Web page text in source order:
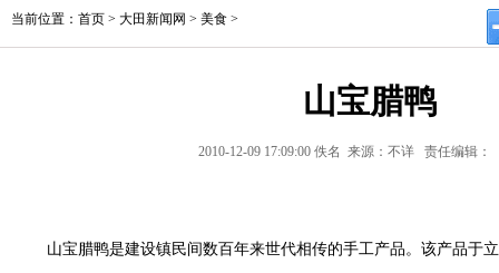
当前位置：首页 > 大田新闻网 > 美食 >
山宝腊鸭
2010-12-09 17:09:00 佚名 来源：不详 责任编辑：
山宝腊鸭是建设镇民间数百年来世代相传的手工产品。该产品于